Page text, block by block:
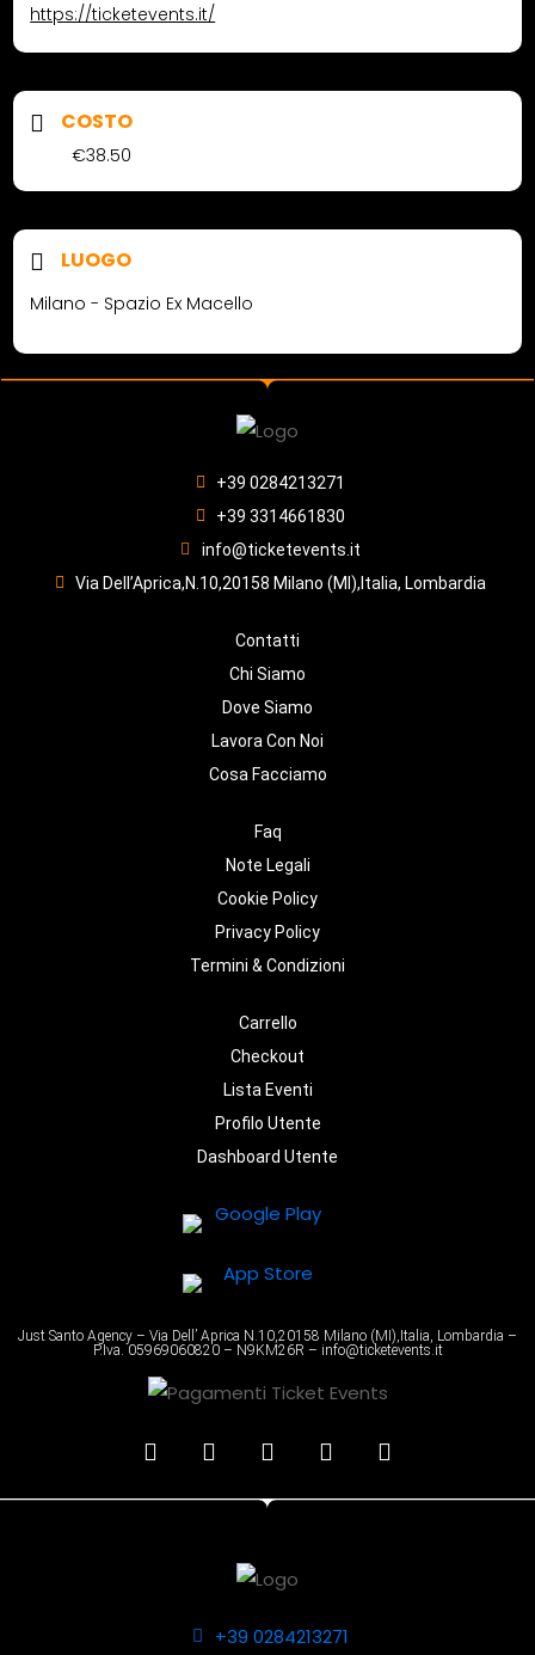
https://ticketevents.it/
COSTO
€38.50
LUOGO
Milano - Spazio Ex Macello
+39 0284213271
+39 3314661830
info@ticketevents.it
Via Dell’Aprica,N.10,20158 Milano (MI),Italia, Lombardia
Contatti
Chi Siamo
Dove Siamo
Lavora Con Noi
Cosa Facciamo
Faq
Note Legali
Cookie Policy
Privacy Policy
Termini & Condizioni
Carrello
Checkout
Lista Eventi
Profilo Utente
Dashboard Utente
Just Santo Agency – Via Dell’ Aprica N.10,20158 Milano (MI),Italia, Lombardia –
P.Iva. 05969060820 – N9KM26R – info@ticketevents.it
+39 0284213271